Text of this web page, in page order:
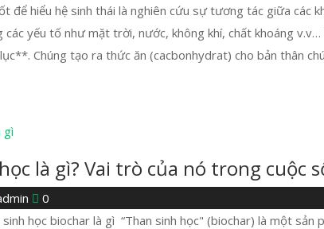
để hiểu hệ sinh thái là nghiên cứu sự tương tác giữa các
các yếu tố như mặt trời, nước, không khí, chất khoáng
Chúng tạo ra thức ăn (cacbonhydrat) cho bản thân
là gì? Vai trò của nó trong cuộc
0
sinh học biochar là gì “Than sinh học" (biochar) là một sản